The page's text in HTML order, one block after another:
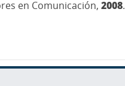
en Comunicación, 2008.